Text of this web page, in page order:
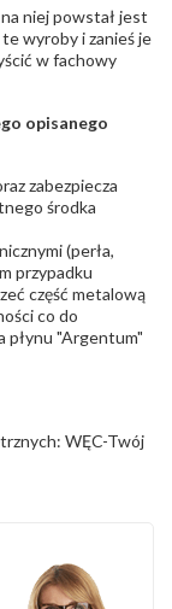
niej powstał jest
wyroby i zanieś je
w fachowy
opisanego
zabezpiecza
środka
(perła,
przypadku
część metalową
co do
płynu "Argentum"
WĘC-Twój